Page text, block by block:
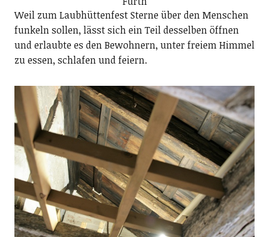
Weil zum Laubhüttenfest Sterne über den Menschen
funkeln sollen, lässt sich ein Teil desselben öffnen
und erlaubte es den Bewohnern, unter freiem Himmel
zu essen, schlafen und feiern.